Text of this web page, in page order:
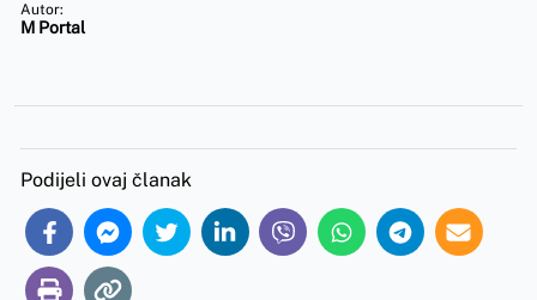
Autor:
M Portal
Podijeli ovaj članak